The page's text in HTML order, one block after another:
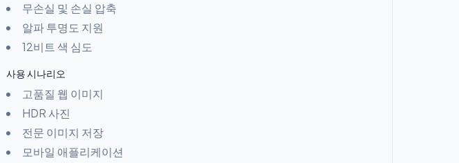
무손실 및 손실 압축
알파 투명도 지원
12비트 색 심도
사용 시나리오
고품질 웹 이미지
HDR 사진
전문 이미지 저장
모바일 애플리케이션